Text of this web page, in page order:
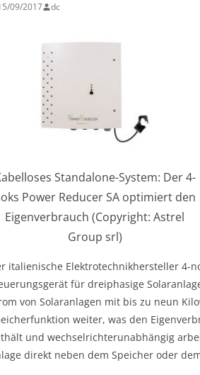
09/2017 dc
Standalone-System: Der 4-
Power Reducer SA optimiert den
Eigenverbrauch (Copyright: Astrel
Group srl)
italienische Elektrotechnikhersteller 4-
für dreiphasige
von Solaranlagen mit bis zu neun
weiter, was den
und wechselrichterunabhängig
direkt neben dem Speicher oder